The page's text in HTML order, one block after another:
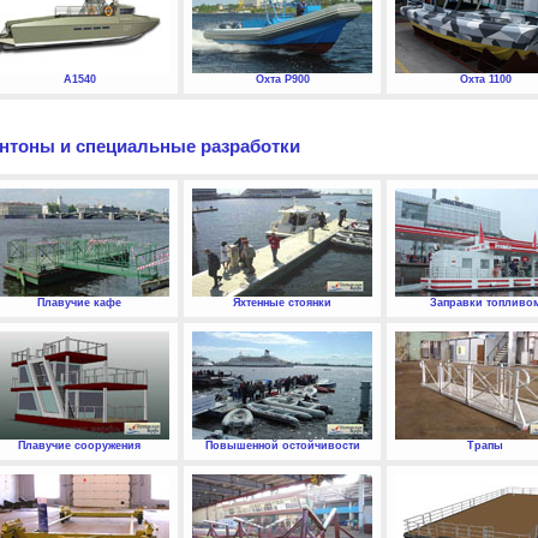
А1540 Охта P900 Охта 1100
и специальные разработки
Плавучие кафе Яхтенные стоянки Заправки
Плавучие сооружения Повышенной остойчивости Трапы